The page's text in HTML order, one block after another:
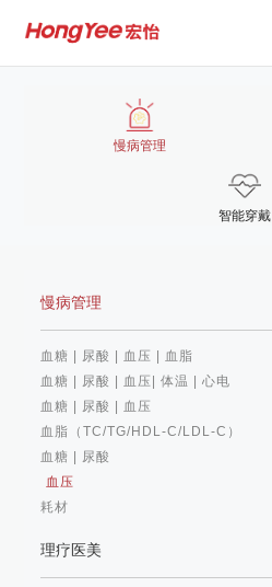
慢病管理
智能穿戴
慢病管理
血糖 | 尿酸 | 血压 | 血脂
血糖 | 尿酸 | 血压| 体温 | 心电
血糖 | 尿酸 | 血压
血脂（TC/TG/HDL-C/LDL-C）
血糖 | 尿酸
血压
耗材
理疗医美